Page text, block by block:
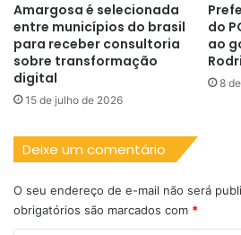
Amargosa é selecionada
entre municípios do brasil
para receber consultoria
sobre transformação
digital
15 de julho de 2026
do
ao
8
Deixe um comentário
O seu endereço de e-mail não será
obrigatórios são marcados com *